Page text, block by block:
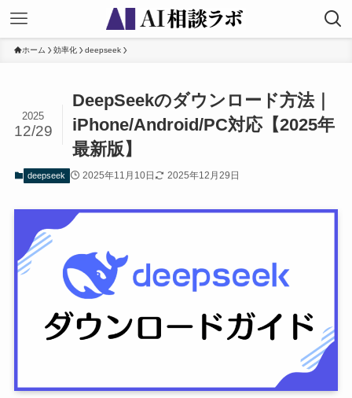
ホーム 効率化 deepseek
DeepSeekのダウンロード方法｜
iPhone/Android/PC対応【2025年
最新版】
2025
12/29
deepseek 2025年11月10日 2025年12月29日